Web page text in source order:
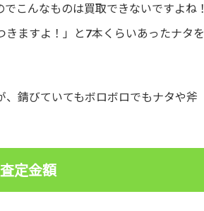
こんなものは買取できないですよね！
ますよ！」と7本くらいあったナタを
錆びていてもボロボロでもナタや斧
定金額